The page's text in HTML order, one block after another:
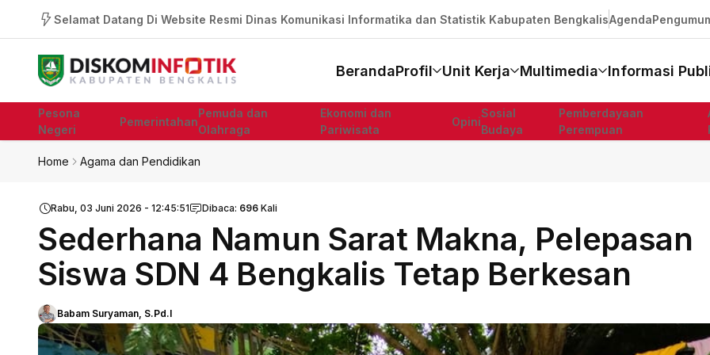
Selamat Datang Di Website Resmi Dinas Komunikasi Informatika dan Statistik Kabupaten BengkalisAgenda
BerandaProfil Unit Kerja Multimedia Informasi
Pesona
Negeri
Pemerintahan
Pemuda dan
Olahraga
Ekonomi dan
Pariwisata
Opini
Sosial
Budaya
Pemberdayaan
Perempuan
Home Agama dan Pendidikan
Rabu, 03 Juni 2026 - 12:45:51 Dibaca: 696 Kali
Sederhana Namun Sarat Makna, Pelepasan
Siswa SDN 4 Bengkalis Tetap Berkesan
Babam Suryaman, S.Pd.I